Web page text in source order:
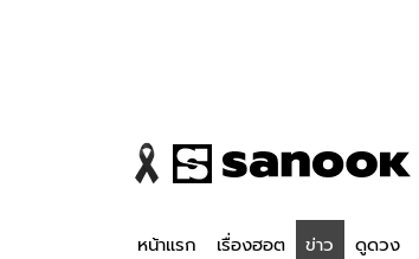
หน้าแรก เรื่องฮอต ข่าว ดูดวง